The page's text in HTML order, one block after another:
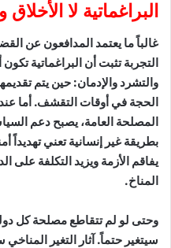
البراغماتية لا
غالباً ما يعتمد المدافعون عن
التجربة تثبت أن البراغماتية
والتشرد والإدمان: حين يتم
الحجة في أوقات التقشف. أما
المصلحة العامة، يصبح دعم
بطريقة غير إنسانية تعني تهديداً
يفاقم الأزمة ويزيد التكلفة على
المناخ.
وحتى لو لم تتقاطع مصلحة كل
سيتغير حتماً. آثار التغير